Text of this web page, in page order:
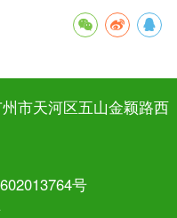
市天河区五山金颖路西
号